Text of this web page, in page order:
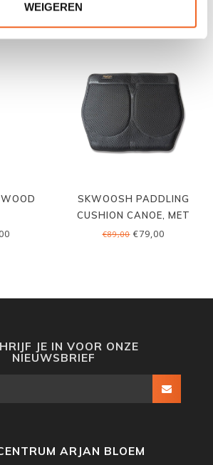
WEIGEREN
SKWOOSH PADDLING
CUSHION CANOE, MET
BANDJES
€89,00€79,00
JE IN VOOR ONZE
NIEUWSBRIEF
ARJAN BLOEM